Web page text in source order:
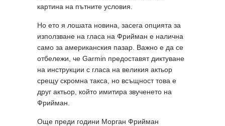
картина на пътните условия.
Но ето я лошата новина, засега опцията за
използване на гласа на Фрийман е налична
само за американския пазар. Важно е да се
отбележи, че Garmin предоставят диктуване
на инструкции с гласа на великия актьор
срещу скромна такса, но всъщност това е
друг актьор, който имитира звученето на
Фрийман.
Още преди години Морган Фрийман